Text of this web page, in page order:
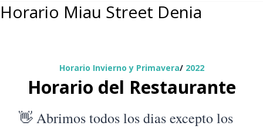
Horario Miau Street Denia
Horario Invierno y Primavera/2022
Horario del Restaurante
👋 Abrimos todos los dias excepto los